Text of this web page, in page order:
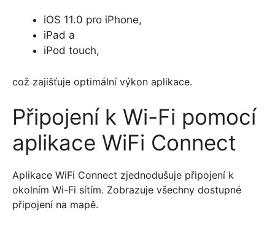
iOS 11.0 pro iPhone,
iPad a
iPod touch,
což zajišťuje optimální výkon aplikace.
Připojení k Wi-Fi pomocí
aplikace WiFi Connect
Aplikace WiFi Connect zjednodušuje připojení k
okolním Wi-Fi sítím. Zobrazuje všechny dostupné
připojení na mapě.